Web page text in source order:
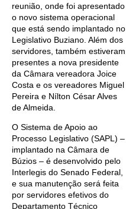
reunião, onde foi apresentado
o novo sistema operacional
que está sendo implantado no
Legislativo Buziano. Além dos
servidores, também estiveram
presentes a nova presidente
da Câmara vereadora Joice
Costa e os vereadores Miguel
Pereira e Nílton César Alves
de Almeida.
O Sistema de Apoio ao
Processo Legislativo (SAPL) –
implantado na Câmara de
Búzios – é desenvolvido pelo
Interlegis do Senado Federal,
e sua manutenção será feita
por servidores efetivos do
Departamento Técnico